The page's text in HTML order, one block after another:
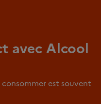
avec Alcool
est souvent